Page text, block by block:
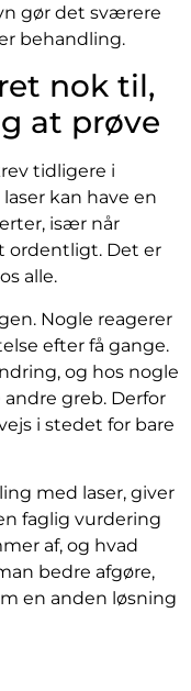
gør det sværere
behandling.
nok til,
at prøve
tidligere i
kan have en
især når
ordentligt. Det er
alle.
Nogle reagerer
efter få gange.
og hos nogle
greb. Derfor
i stedet for bare
med laser, giver
faglig vurdering
af, og hvad
bedre afgøre,
en anden løsning